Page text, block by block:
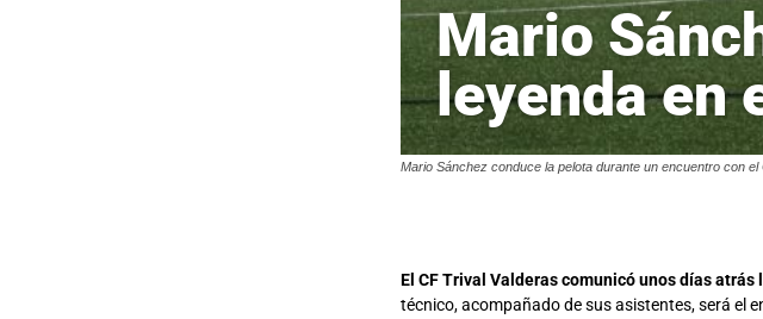
Mario
leyenda en
Mario Sánchez conduce la pelota durante un encuentro con
El CF Trival Valderas comunicó unos días
técnico, acompañado de sus asistentes, será el